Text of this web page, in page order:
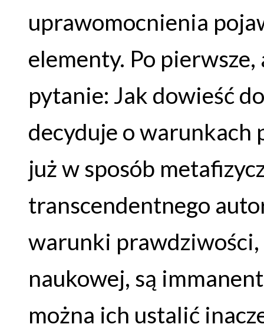
uprawomocnienia
elementy. Po
pytanie: Jak dowieść
decyduje o warunkach
już w sposób
transcendentnego
warunki prawdziwości,
naukowej, są
można ich ustalić